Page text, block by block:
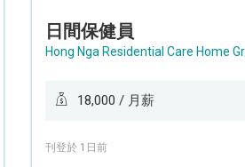
日間保健員
Hong Nga Residential Care Home
18,000 / 月薪
刊登於 1日前